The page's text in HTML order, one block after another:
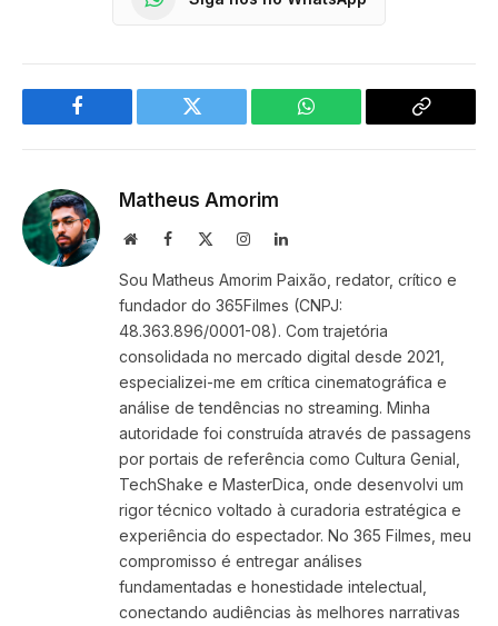
Facebook Twitter WhatsApp
Copy
Matheus Amorim
WebsiteFacebook InstagramLinkedIn
Sou Matheus Amorim Paixão, redator, crítico e
fundador do 365Filmes (CNPJ:
48.363.896/0001-08). Com trajetória
consolidada no mercado digital desde 2021,
especializei-me em crítica cinematográfica e
análise de tendências no streaming. Minha
autoridade foi construída através de passagens
por portais de referência como Cultura Genial,
TechShake e MasterDica, onde desenvolvi um
rigor técnico voltado à curadoria estratégica e
experiência do espectador. No 365 Filmes, meu
compromisso é entregar análises
fundamentadas e honestidade intelectual,
conectando audiências às melhores narrativas